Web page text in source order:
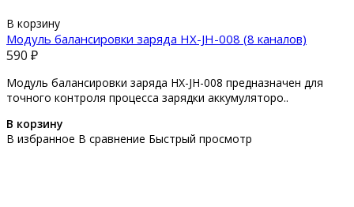
В корзину
Модуль балансировки заряда HX-JH-008 (8 каналов)
590 ₽
Модуль балансировки заряда HX-JH-008 предназначен для
точного контроля процесса зарядки аккумуляторо..
В корзину
В избранное В сравнение Быстрый просмотр